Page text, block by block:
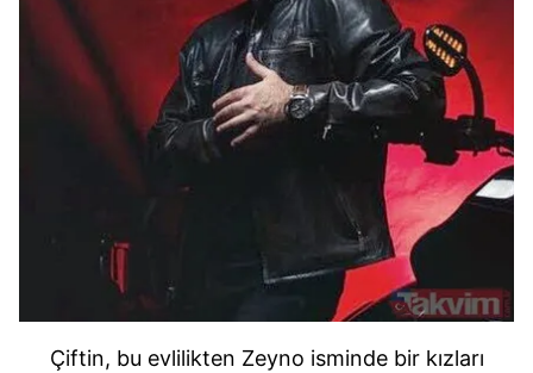
Çiftin, bu evlilikten Zeyno isminde bir kızları